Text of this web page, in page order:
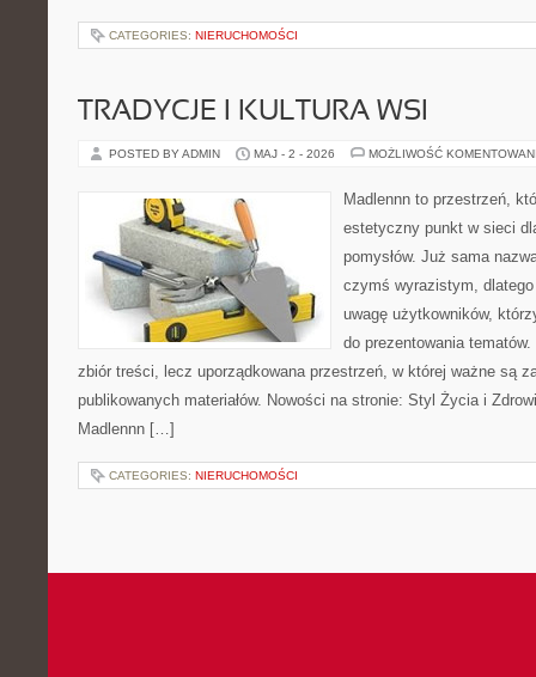
CATEGORIES: NIERUCHOMOŚCI
TRADYCJE I KULTURA WSI
POSTED BY ADMIN MAJ - 2 - 2026 MOŻLIWOŚĆ
Madlennn to przestrzeń,
estetyczny punkt w sieci
pomysłów. Już sama
czymś wyrazistym,
uwagę użytkowników,
do prezentowania
zbiór treści, lecz uporządkowana przestrzeń, w której ważne są
publikowanych materiałów. Nowości na stronie: Styl Życia i
Madlennn […]
CATEGORIES: NIERUCHOMOŚCI